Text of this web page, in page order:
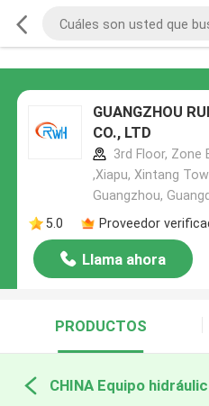
GUANGZHOU
CO., LTD
3rd Floor, Zone
,Xiapu, Xintang
Guangzhou,
5.0
Proveedor
Llama ahora
PRODUCTOS